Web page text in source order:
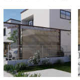
ベージュ 3000